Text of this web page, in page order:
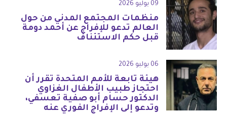
09 يوليو 2026
منظمات المجتمع المدني من حول
العالم تدعو للإفراج عن أحمد دومة
قبل حكم الاستئناف
06 يوليو 2026
هيئة تابعة للأمم المتحدة تقرر أن
احتجاز طبيب الأطفال الغزاوي
الدكتور حسام أبو صفية تعسفي،
وتدعو إلى الإفراج الفوري عنه